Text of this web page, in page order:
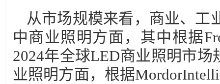
从市场规模来看，商业、工
中商业照明方面，其中根据
2024年全球LED商业照明市场
业照明方面，根据